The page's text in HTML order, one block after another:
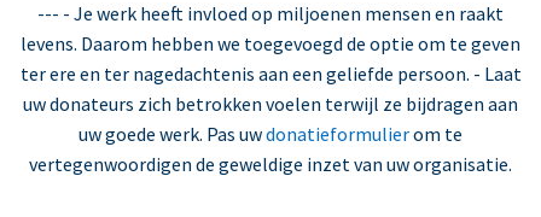
--- - Je werk heeft invloed op miljoenen mensen en raakt
levens. Daarom hebben we toegevoegd de optie om te geven
ter ere en ter nagedachtenis aan een geliefde persoon. - Laat
uw donateurs zich betrokken voelen terwijl ze bijdragen aan
uw goede werk. Pas uwdonatieformulierom te
vertegenwoordigen de geweldige inzet van uw organisatie.